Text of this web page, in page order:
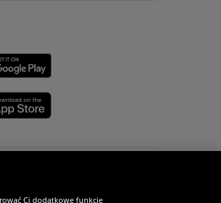
Ci dodatkowe funkcje